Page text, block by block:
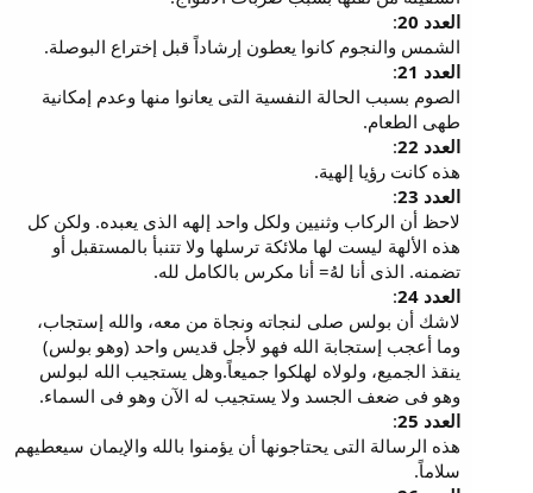
العدد 20
:
الشمس والنجوم كانوا يعطون إرشاداً قبل إختراع البوصلة.
العدد 21
:
الصوم بسبب الحالة النفسية التى يعانوا منها وعدم إمكانية
طهى الطعام.
العدد 22
:
هذه كانت رؤيا إلهية.
العدد 23
:
لاحظ أن الركاب وثنيين ولكل واحد إلهه الذى يعبده. ولكن كل
هذه الألهة ليست لها ملائكة ترسلها ولا تتنبأ بالمستقبل أو
تضمنه. الذى أنا لهُ= أنا مكرس بالكامل لله.
العدد 24
:
لاشك أن بولس صلى لنجاته ونجاة من معه، والله إستجاب،
وما أعجب إستجابة الله فهو لأجل قديس واحد (وهو بولس)
ينقذ الجميع، ولولاه لهلكوا جميعاً.وهل يستجيب الله لبولس
وهو فى ضعف الجسد ولا يستجيب له الآن وهو فى السماء.
العدد 25
:
هذه الرسالة التى يحتاجونها أن يؤمنوا بالله والإيمان سيعطيهم
سلاماً.